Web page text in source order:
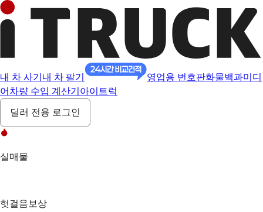
내 차 사기 내 차 팔기 영업용 번호판화물백과미디
어 차량 수입 계산기 아이트럭
딜러 전용 로그인
실매물
헛걸음보상